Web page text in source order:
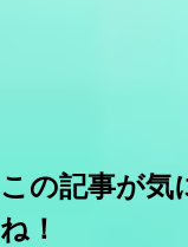
この記事が気
ね！